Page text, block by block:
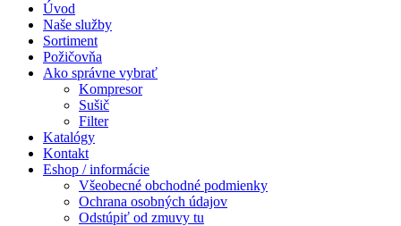
Úvod
Naše služby
Sortiment
Požičovňa
Ako správne vybrať
Kompresor
Sušič
Filter
Katalógy
Kontakt
Eshop / informácie
Všeobecné obchodné podmienky
Ochrana osobných údajov
Odstúpiť od zmuvy tu